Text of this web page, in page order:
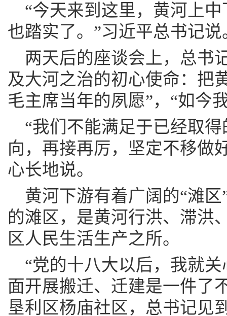
“今天来到这里，黄河上
也踏实了。”习近平总书记说
两天后的座谈会上，总书
及大河之治的初心使命：把
毛主席当年的夙愿”，“如今
“我们不能满足于已经取
向，再接再厉，坚定不移做
心长地说。
黄河下游有着广阔的“滩
的滩区，是黄河行洪、滞洪
区人民生活生产之所。
“党的十八大以后，我就
面开展搬迁、迁建是一件了
垦利区杨庙社区，总书记见